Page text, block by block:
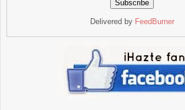
Delivered by FeedBurner